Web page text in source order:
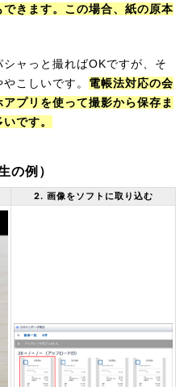
できます。この場合、紙の原本
ャっと撮ればOKですが、そ
こしいです。 電帳法対応の会
プリを使って撮影から保存ま
です。
の例）
2. 画像をソフトに取り込む